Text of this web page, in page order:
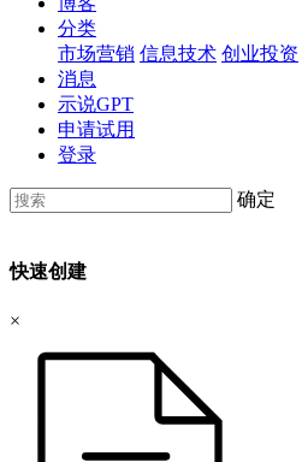
分类
市场营销 信息技术 创业投资
消息
示说GPT
申请试用
登录
确定
快速创建
×